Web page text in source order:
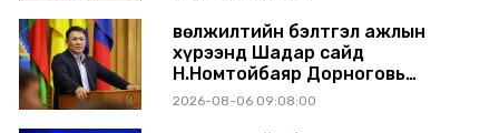
Өвөлжилтийн бэлтгэл ажлын
хүрээнд Шадар сайд
Н.Номтойбаяр Дорноговь
аймагт ажиллав
2026-08-06 09:08:00